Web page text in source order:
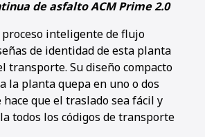
de asfalto ACM Prime 2.0
inteligente de flujo
de identidad de esta planta
transporte. Su diseño compacto
la planta quepa en uno o dos
que el traslado sea fácil y
todos los códigos de transporte